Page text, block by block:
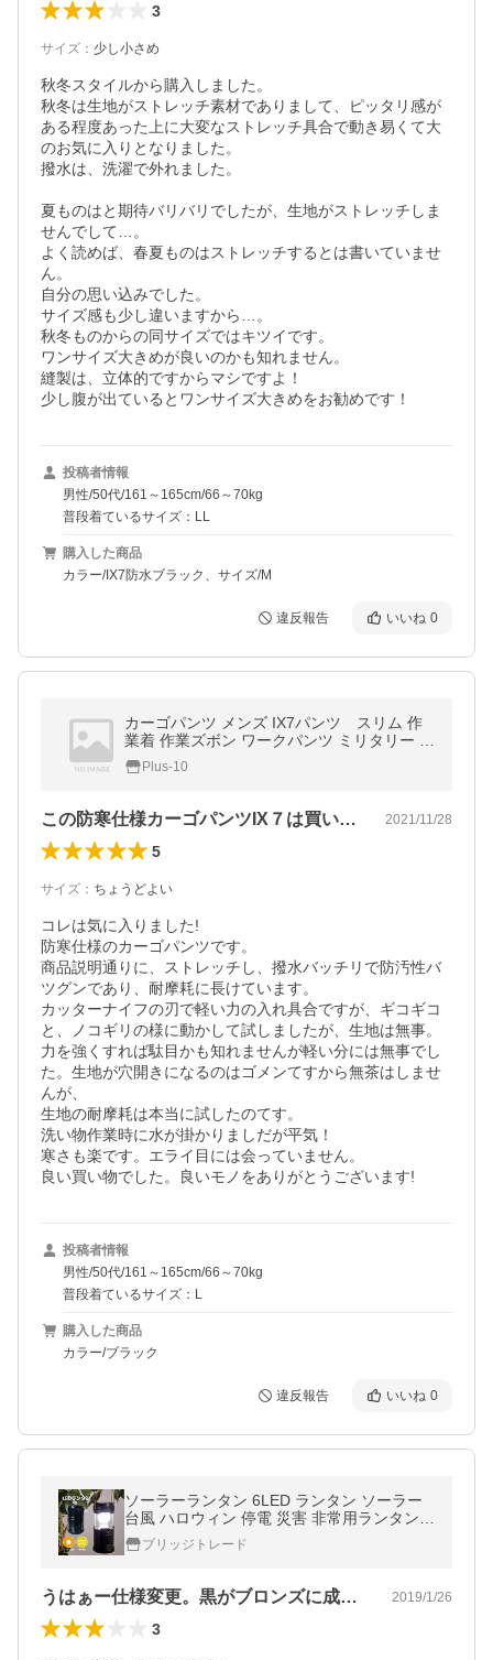
3
サイズ ： 少し小さめ
秋冬スタイルから購入しました。
秋冬は生地がストレッチ素材でありまして、ピッタリ感が
ある程度あった上に大変なストレッチ具合で動き易くて大
のお気に入りとなりました。
撥水は、洗濯で外れました。
夏ものはと期待バリバリでしたが、生地がストレッチしま
せんでして…。
よく読めば、春夏ものはストレッチするとは書いていませ
ん。
自分の思い込みでした。
サイズ感も少し違いますから…。
秋冬ものからの同サイズではキツイです。
ワンサイズ大きめが良いのかも知れません。
縫製は、立体的ですからマシですよ！
少し腹が出ているとワンサイズ大きめをお勧めです！
投稿者情報
男性/50代/161～165cm/66～70kg
普段着ているサイズ：LL
購入した商品
カラー/IX7防水ブラック、サイズ/M
違反報告 いいね 0
カーゴパンツ メンズ IX7パンツ スリム 作
業着 作業ズボン ワークパンツ ミリタリー カ
ジュアル タクティカルパンツ アウトドア 耐
摩耗性 裏起毛 秋冬
Plus-10
この防寒仕様カーゴパンツIX７は買いてす 2021/11/28
5
サイズ ： ちょうどよい
コレは気に入りました!
防寒仕様のカーゴパンツです。
商品説明通りに、ストレッチし、撥水バッチリで防汚性バ
ツグンであり、耐摩耗に長けています。
カッターナイフの刃で軽い力の入れ具合ですが、ギコギコ
と、ノコギリの様に動かして試しましたが、生地は無事。
力を強くすれば駄目かも知れませんが軽い分には無事でし
た。生地が穴開きになるのはゴメンてすから無茶はしませ
んが、
生地の耐摩耗は本当に試したのてす。
洗い物作業時に水が掛かりましだが平気！
寒さも楽です。エライ目には会っていません。
良い買い物でした。良いモノをありがとうございます!
投稿者情報
男性/50代/161～165cm/66～70kg
普段着ているサイズ：L
購入した商品
カラー/ブラック
違反報告 いいね 0
ソーラーランタン 6LED ランタン ソーラー
台風 ハロウィン 停電 災害 非常用ランタン
アウトドア キャンプ 防犯 懐中電灯 送料無料
ブリッジトレード
うはぁー仕様変更。黒がブロンズに成った。 2019/1/26
3